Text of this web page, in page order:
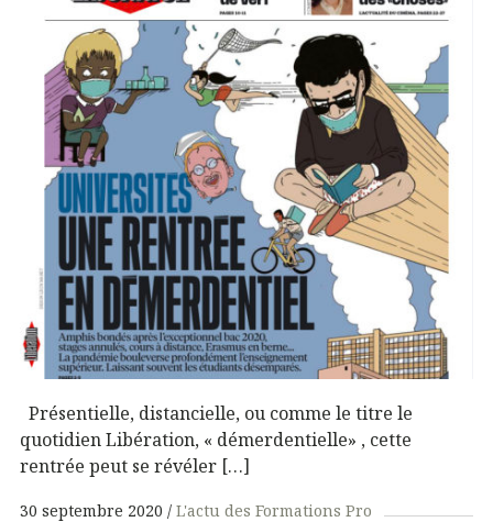
Présentielle, distancielle, ou comme le titre le
quotidien Libération, « démerdentielle» , cette
rentrée peut se révéler […]
30 septembre 2020 L'actu des Formations Pro